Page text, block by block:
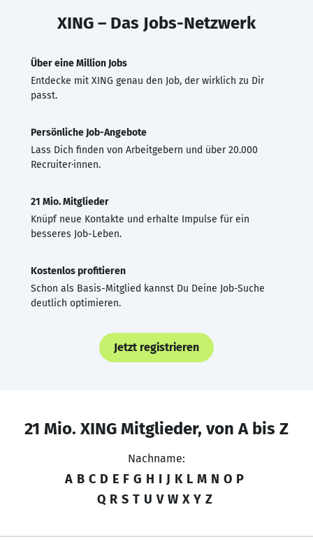
XING – Das Jobs-Netzwerk
Über eine Million Jobs
Entdecke mit XING genau den Job, der wirklich zu Dir
passt.
Persönliche Job-Angebote
Lass Dich finden von Arbeitgebern und über 20.000
Recruiter·innen.
21 Mio. Mitglieder
Knüpf neue Kontakte und erhalte Impulse für ein
besseres Job-Leben.
Kostenlos profitieren
Schon als Basis-Mitglied kannst Du Deine Job-Suche
deutlich optimieren.
Jetzt registrieren
21 Mio. XING Mitglieder, von A bis Z
Nachname:
A B C D E F G H I J K L M N O P
Q R S T U V W X Y Z